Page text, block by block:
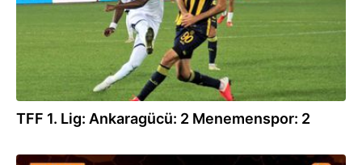
TFF 1. Lig: Ankaragücü: 2 Menemenspor: 2